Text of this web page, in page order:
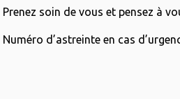
Prenez soin de vous et pensez à
Numéro d’astreinte en cas